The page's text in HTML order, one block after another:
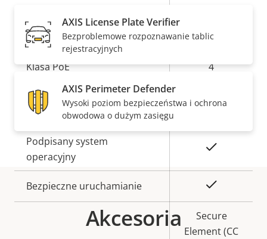
Sieć
Opis
nieruchomości
Wartość
nieruchomości
Klasa PoE 4
Bezpieczeństwo
Opis
nieruchomości
Podpisany system
operacyjny
Bezpieczne uruchamianie
Secure
Element (CC
AXIS License Plate Verifier
Bezproblemowe rozpoznawanie tablic
rejestracyjnych
AXIS Perimeter Defender
Wysoki poziom bezpieczeństwa i ochrona
obwodowa o dużym zasięgu
Akcesoria